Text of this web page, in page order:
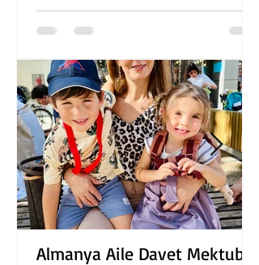
Almanya Aile Davet Mektubu